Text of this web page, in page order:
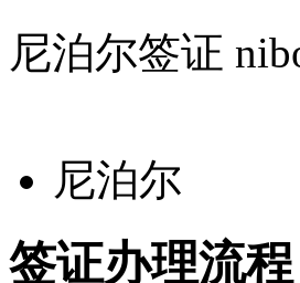
签证办理流程